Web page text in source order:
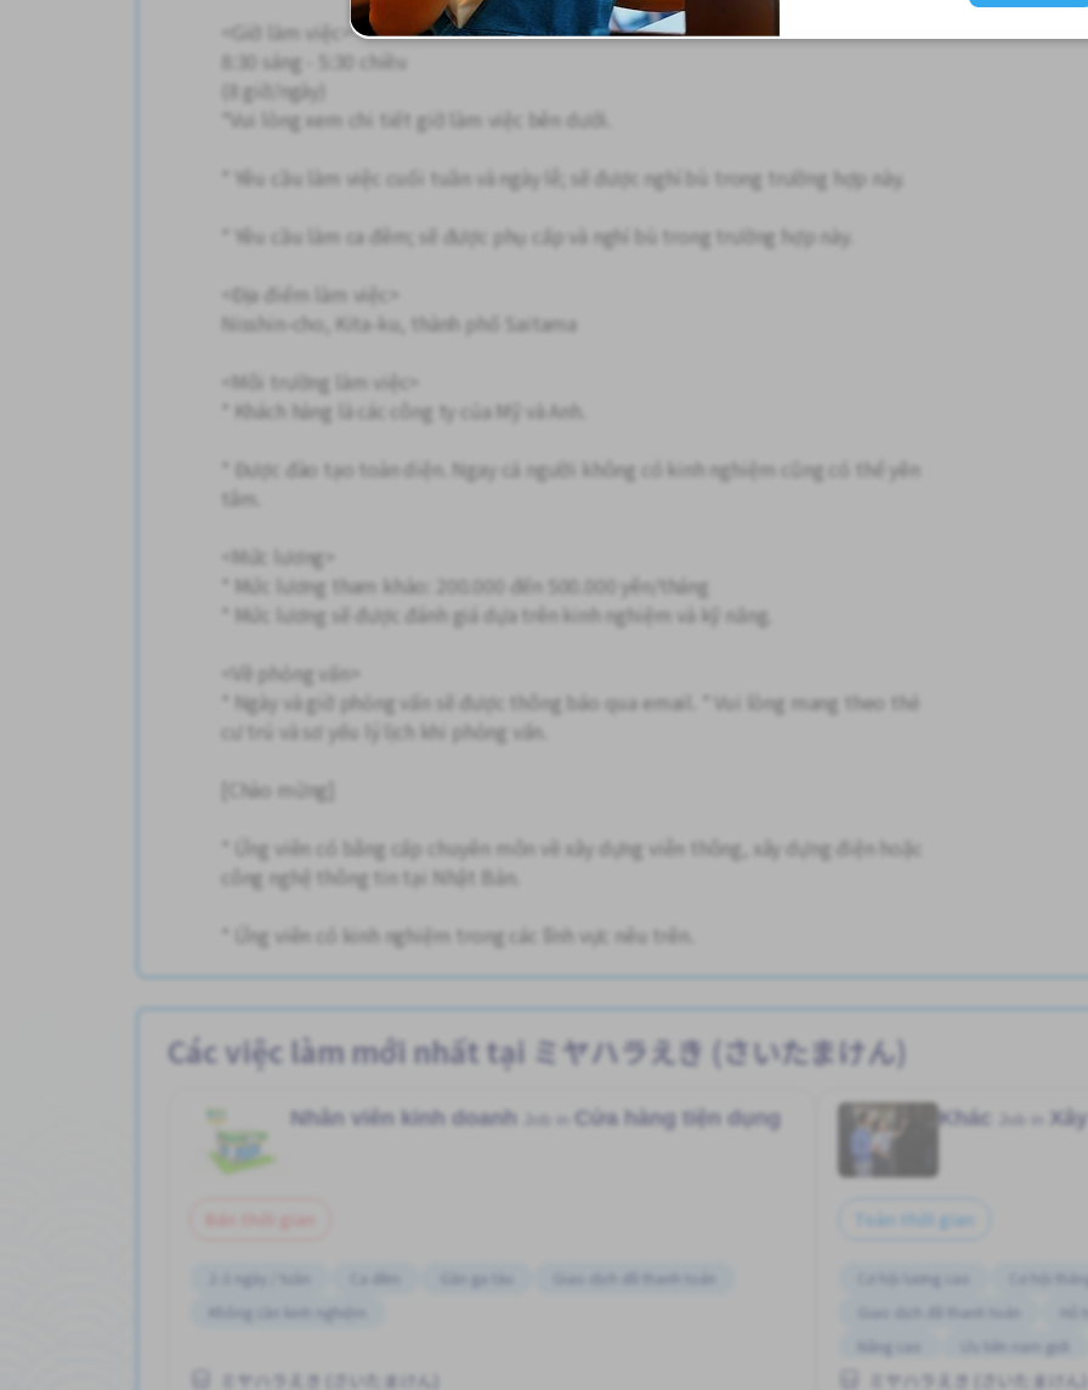
<Giờ làm việc>
8:30 sáng - 5:30 chiều
(8 giờ/ngày)
*Vui lòng xem chi tiết giờ làm việc bên dưới.
* Yêu cầu làm việc cuối tuần và ngày lễ; sẽ được nghỉ bù trong trường hợp này.
* Yêu cầu làm ca đêm; sẽ được phụ cấp và nghỉ bù trong trường hợp này.
<Địa điểm làm việc>
Nisshin-cho, Kita-ku, thành phố Saitama
<Môi trường làm việc>
* Khách hàng là các công ty của Mỹ và Anh.
* Được đào tạo toàn diện. Ngay cả người không có kinh nghiệm cũng có thể yên
tâm.
<Mức lương>
* Mức lương tham khảo: 200.000 đến 500.000 yên/tháng
* Mức lương sẽ được đánh giá dựa trên kinh nghiệm và kỹ năng.
<Về phỏng vấn>
* Ngày và giờ phỏng vấn sẽ được thông báo qua email. * Vui lòng mang theo thẻ
cư trú và sơ yếu lý lịch khi phỏng vấn.
[Chào mừng]
* Ứng viên có bằng cấp chuyên môn về xây dựng viễn thông, xây dựng điện hoặc
công nghệ thông tin tại Nhật Bản.
* Ứng viên có kinh nghiệm trong các lĩnh vực nêu trên.
Các việc làm mới nhất tại ミヤハラえき (さいたまけん)
Nhân viên kinh doanh Cửa hàng tiện dụng
2-3 ngày / tuần Gần ga tàu
Giao dịch đã thanh toán
Không cần kinh nghiệm
ミヤハラえき (さいたまけん)
Khác
Toàn thời gian
Cơ hội lương cao
Cơ hội
Giao dịch đã thanh toán
Nâng cao
Ưu tiên nam giới
ミヤハラえき (さいたまけん)